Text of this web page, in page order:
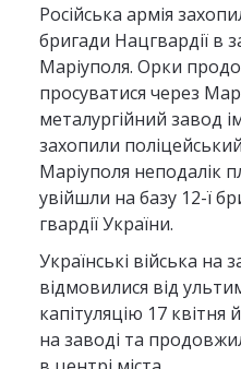
Російська армія
бригади Нацгвардії в
Маріуполя. Орки
просуватися через
металургійний завод
захопили
Маріуполя неподалік
увійшли на базу 12-ї
гвардії України.
Українські війська на
відмовилися від
капітуляцію 17 квітня
на заводі та